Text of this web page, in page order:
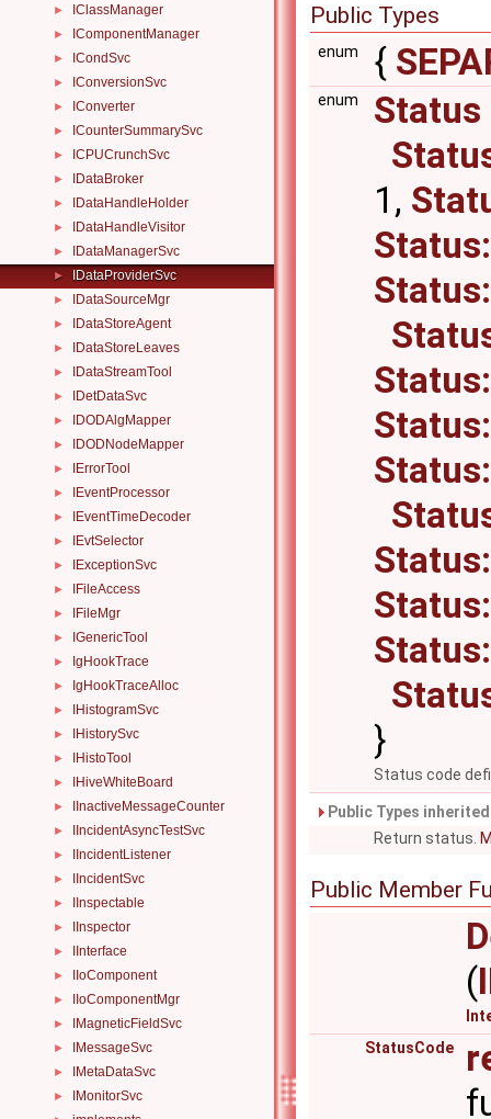
► IClassManager
► IComponentManager
► ICondSvc
► IConversionSvc
► IConverter
► ICounterSummarySvc
► ICPUCrunchSvc
► IDataBroker
► IDataHandleHolder
► IDataHandleVisitor
► IDataManagerSvc
► IDataProviderSvc
► IDataSourceMgr
► IDataStoreAgent
► IDataStoreLeaves
► IDataStreamTool
► IDetDataSvc
► IDODAlgMapper
► IDODNodeMapper
► IErrorTool
► IEventProcessor
► IEventTimeDecoder
► IEvtSelector
► IExceptionSvc
► IFileAccess
► IFileMgr
► IGenericTool
► IgHookTrace
► IgHookTraceAlloc
► IHistogramSvc
► IHistorySvc
► IHistoTool
► IHiveWhiteBoard
► IInactiveMessageCounter
► IIncidentAsyncTestSvc
► IIncidentListener
► IIncidentSvc
► IInspectable
► IInspector
► IInterface
► IIoComponent
► IIoComponentMgr
► IMagneticFieldSvc
► IMessageSvc
► IMetaDataSvc
► IMonitorSvc
Public Types
enum {
enum Status
1,
}
Status code
Public Types
Return status.
Public Member
(
StatusCode